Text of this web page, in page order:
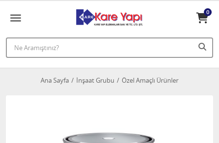
0
Ana Sayfa İnşaat Grubu Özel Amaçlı Ürünler